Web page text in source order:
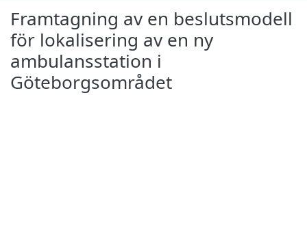
Framtagning av en beslutsmodell
för lokalisering av en ny
ambulansstation i
Göteborgsområdet